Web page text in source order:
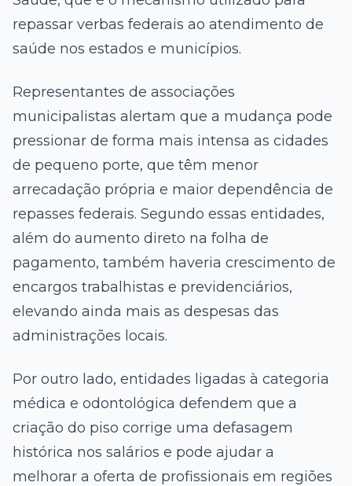
repassar verbas federais ao atendimento de
saúde nos estados e municípios.
Representantes de associações
municipalistas alertam que a mudança pode
pressionar de forma mais intensa as cidades
de pequeno porte, que têm menor
arrecadação própria e maior dependência de
repasses federais. Segundo essas entidades,
além do aumento direto na folha de
pagamento, também haveria crescimento de
encargos trabalhistas e previdenciários,
elevando ainda mais as despesas das
administrações locais.
Por outro lado, entidades ligadas à categoria
médica e odontológica defendem que a
criação do piso corrige uma defasagem
histórica nos salários e pode ajudar a
melhorar a oferta de profissionais em regiões